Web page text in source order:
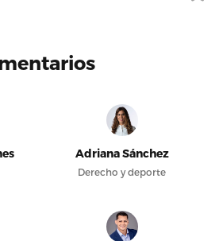
Adriana Sánchez
Derecho y deporte